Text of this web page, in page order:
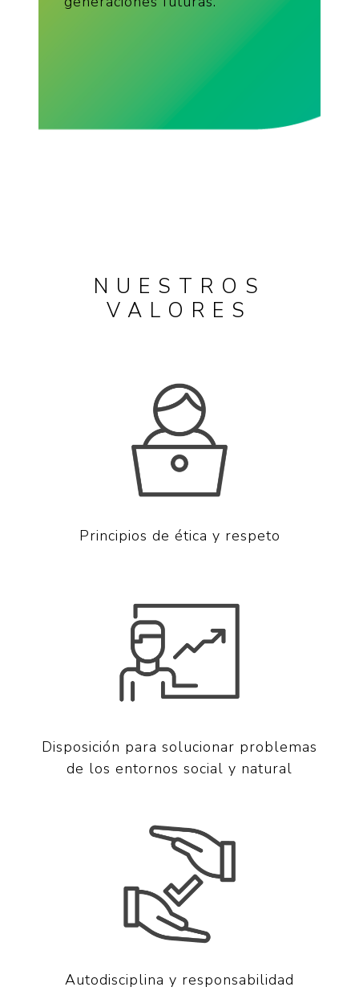
NUESTROS
VALORES
Principios de ética y respeto
Disposición para solucionar problemas
de los entornos social y natural
Autodisciplina y responsabilidad